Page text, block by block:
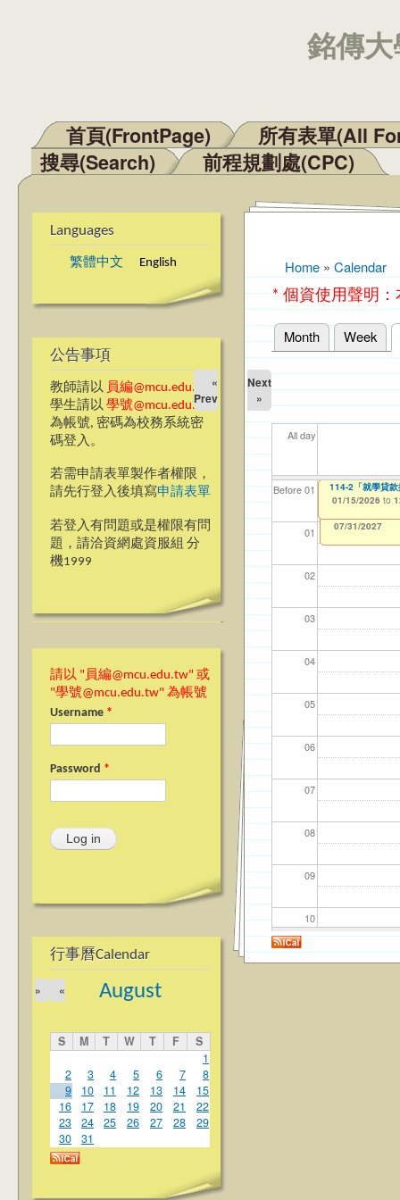
銘傳
Main menu
首頁(FrontPage)
所有表單(All
搜尋(Search)
前程規劃處(CPC)
Languages
繁體中文 English
公告事項
教師請以 員編@mcu.edu.tw
學生請以 學號@mcu.edu.tw
為帳號, 密碼為校務系統密
碼登入。
若需申請表單製作者權限，
請先行登入後填寫申請表單
若登入有問題或是權限有問
題，請洽資網處資服組 分
機1999
請以 "員編@mcu.edu.tw" 或
"學號@mcu.edu.tw" 為帳號
Username *
Password *
行事曆Calendar
August
«
»
S M T W T F
S
1
2
3 4 5 6 7
8
9
10 11 12 13 14
15
16
17 18 19 20 21
22
23
24 25 26 27 28
29
30
31
You are here
Home » Calendar
* 個資使用聲明
Primary tabs
Month Week
«
Prev
Next
»
All day
Before 01
01
02
03
04
05
06
07
08
09
10
11
【資網處】
整合系統～表單
12/31/2027
【財務處】工讀
11/12/2021 to
【財務處】漏打
錄
07/31/2027
114
04/
114
02/
114
03/
【學
07/
教務
11/
商品
11/
114-2「就學貸
01/15/2026 to
114-2「就學貸
01/15/2026 to